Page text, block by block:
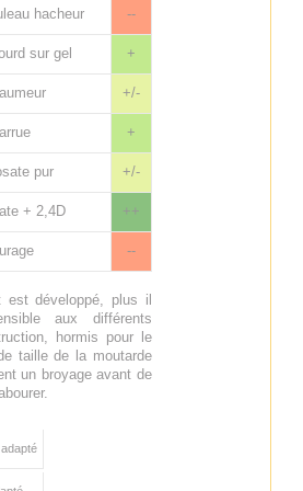
hacheur --
sur gel +
+/-
+
pur +/-
+ 2,4D ++
--
est développé, plus il
aux différents
hormis pour le
taille de la moutarde
un broyage avant de